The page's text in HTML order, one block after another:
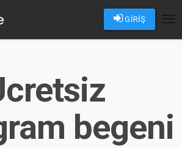
GİRİŞ
begeni